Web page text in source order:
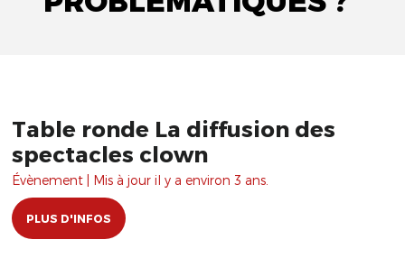
Table ronde La diffusion des
spectacles clown
Évènement | Mis à jour il y a environ 3 ans.
PLUS D'INFOS